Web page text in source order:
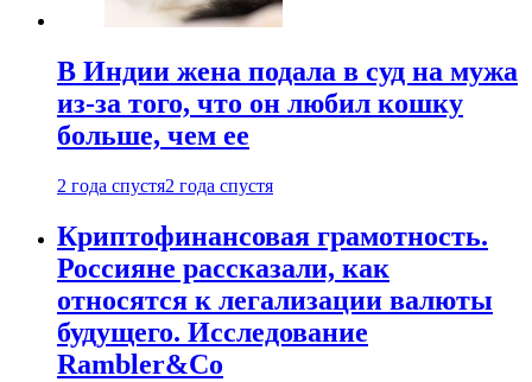
В Индии жена подала в суд на мужа
из-за того, что он любил кошку
больше, чем ее
2 года спустя2 года спустя
Криптофинансовая грамотность.
Россияне рассказали, как
относятся к легализации валюты
будущего. Исследование
Rambler&Co